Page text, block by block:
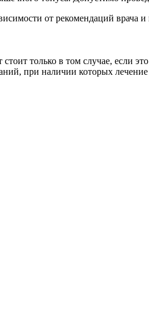
от рекомендаций врача
только в том случае, если
при наличии которых